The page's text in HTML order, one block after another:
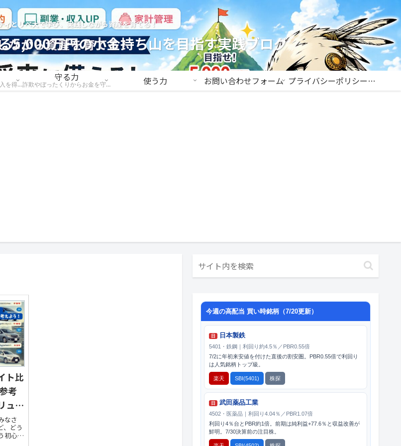
ィとリベ大で学び、実践しながら資産を育てる！
5,000万円の小金持ち山を目指す実践ブログ
稼ぐ力をつけて副業で収入を得て稼ごう
守る力
詐欺やぼったくりからお金を守ろう 使う力 お問い合わせフォーム プライバシーポリシー＆免責事項
ト比
考
ュー
なさ
、どう
初心者
今週の高配当 買い時銘柄（7/20更新）
日 日本製鉄
5401・鉄鋼｜利回り約4.5％／PBR0.55倍
7/2に年初来安値を付けた直後の割安圏。PBR0.55倍で利回り
は人気銘柄トップ級。
楽天 SBI(5401) 株探
日 武田薬品工業
4502・医薬品｜利回り4.04％／PBR1.07倍
利回り4％台とPBR約1倍。前期は純利益+77.6％と収益改善が
鮮明。7/30決算前の注目株。